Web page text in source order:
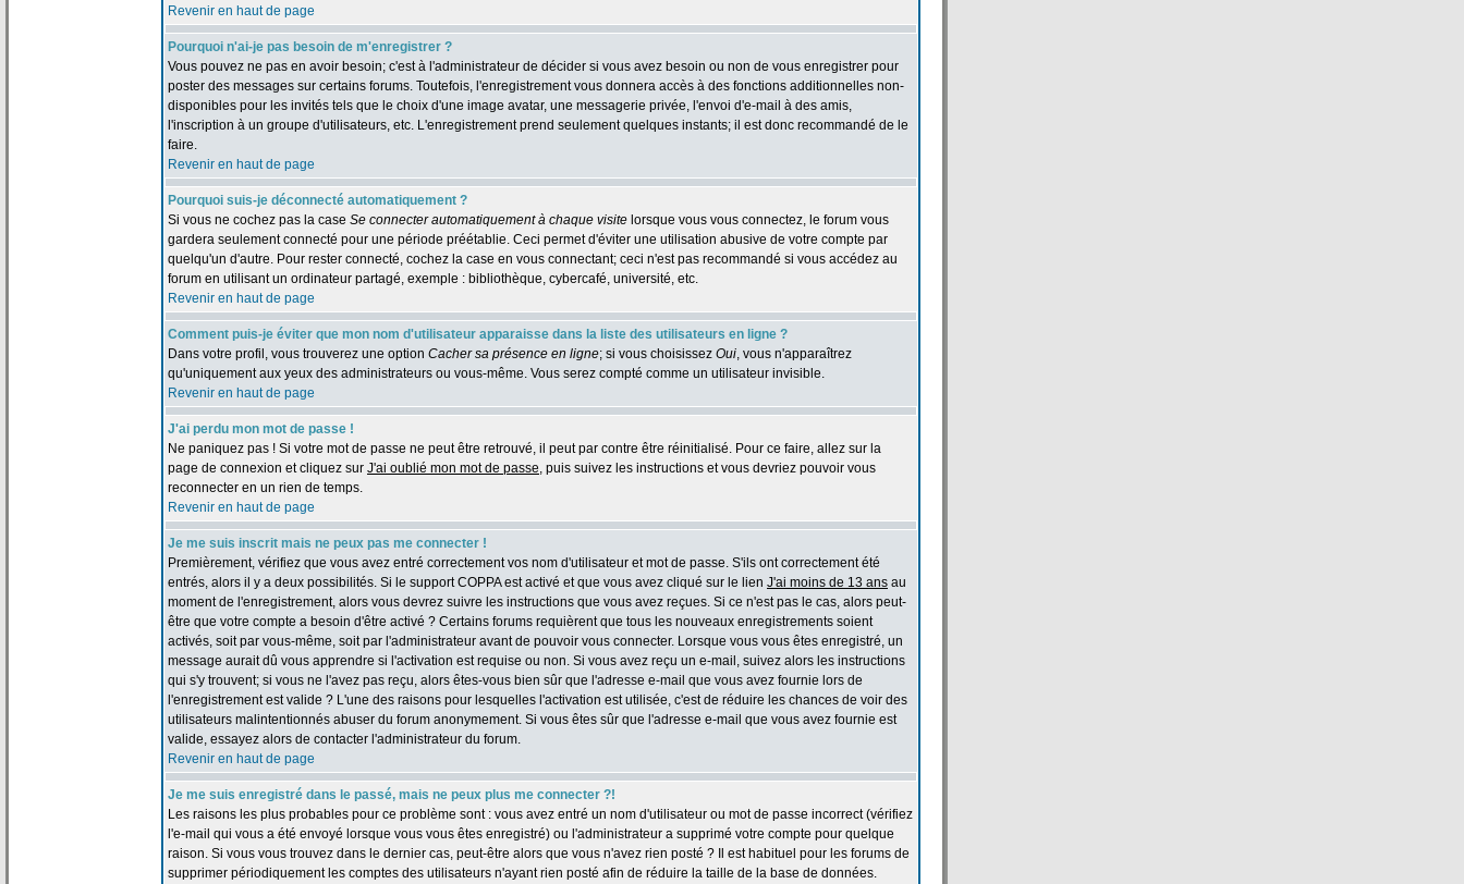
Revenir en haut de page
Pourquoi n'ai-je pas besoin de m'enregistrer ?
Vous pouvez ne pas en avoir besoin; c'est à l'administrateur de décider si vous avez besoin ou non de vous enregistrer pour
poster des messages sur certains forums. Toutefois, l'enregistrement vous donnera accès à des fonctions additionnelles non-
disponibles pour les invités tels que le choix d'une image avatar, une messagerie privée, l'envoi d'e-mail à des amis,
l'inscription à un groupe d'utilisateurs, etc. L'enregistrement prend seulement quelques instants; il est donc recommandé de le
faire.
Revenir en haut de page
Pourquoi suis-je déconnecté automatiquement ?
Si vous ne cochez pas la case Se connecter automatiquement à chaque visite lorsque vous vous connectez, le forum vous
gardera seulement connecté pour une période préétablie. Ceci permet d'éviter une utilisation abusive de votre compte par
quelqu'un d'autre. Pour rester connecté, cochez la case en vous connectant; ceci n'est pas recommandé si vous accédez au
forum en utilisant un ordinateur partagé, exemple : bibliothèque, cybercafé, université, etc.
Revenir en haut de page
Comment puis-je éviter que mon nom d'utilisateur apparaisse dans la liste des utilisateurs en ligne ?
Dans votre profil, vous trouverez une option Cacher sa présence en ligne; si vous choisissez Oui, vous n'apparaîtrez
qu'uniquement aux yeux des administrateurs ou vous-même. Vous serez compté comme un utilisateur invisible.
Revenir en haut de page
J'ai perdu mon mot de passe !
Ne paniquez pas ! Si votre mot de passe ne peut être retrouvé, il peut par contre être réinitialisé. Pour ce faire, allez sur la
page de connexion et cliquez sur J'ai oublié mon mot de passe, puis suivez les instructions et vous devriez pouvoir vous
reconnecter en un rien de temps.
Revenir en haut de page
Je me suis inscrit mais ne peux pas me connecter !
Premièrement, vérifiez que vous avez entré correctement vos nom d'utilisateur et mot de passe. S'ils ont correctement été
entrés, alors il y a deux possibilités. Si le support COPPA est activé et que vous avez cliqué sur le lien J'ai moins de 13 ans au
moment de l'enregistrement, alors vous devrez suivre les instructions que vous avez reçues. Si ce n'est pas le cas, alors peut-
être que votre compte a besoin d'être activé ? Certains forums requièrent que tous les nouveaux enregistrements soient
activés, soit par vous-même, soit par l'administrateur avant de pouvoir vous connecter. Lorsque vous vous êtes enregistré, un
message aurait dû vous apprendre si l'activation est requise ou non. Si vous avez reçu un e-mail, suivez alors les instructions
qui s'y trouvent; si vous ne l'avez pas reçu, alors êtes-vous bien sûr que l'adresse e-mail que vous avez fournie lors de
l'enregistrement est valide ? L'une des raisons pour lesquelles l'activation est utilisée, c'est de réduire les chances de voir des
utilisateurs malintentionnés abuser du forum anonymement. Si vous êtes sûr que l'adresse e-mail que vous avez fournie est
valide, essayez alors de contacter l'administrateur du forum.
Revenir en haut de page
Je me suis enregistré dans le passé, mais ne peux plus me connecter ?!
Les raisons les plus probables pour ce problème sont : vous avez entré un nom d'utilisateur ou mot de passe incorrect (vérifiez
l'e-mail qui vous a été envoyé lorsque vous vous êtes enregistré) ou l'administrateur a supprimé votre compte pour quelque
raison. Si vous vous trouvez dans le dernier cas, peut-être alors que vous n'avez rien posté ? Il est habituel pour les forums de
supprimer périodiquement les comptes des utilisateurs n'ayant rien posté afin de réduire la taille de la base de données.